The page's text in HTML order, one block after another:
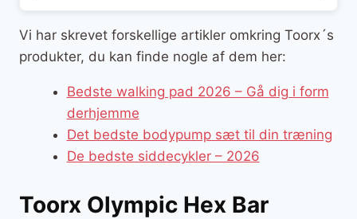
Vi har skrevet forskellige artikler omkring Toorx´s
produkter, du kan finde nogle af dem her:
Bedste walking pad 2026 – Gå dig i form
derhjemme
Det bedste bodypump sæt til din træning
De bedste siddecykler – 2026
Toorx Olympic Hex Bar